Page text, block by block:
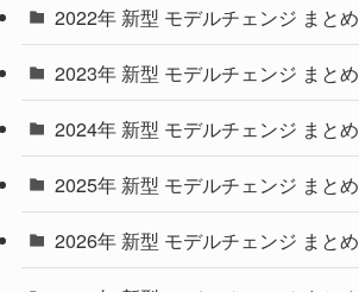
(9)
(22)
(4)
(9)
(4)
2022年 新型 モデルチェンジ まとめ
2023年 新型 モデルチェンジ まとめ
2024年 新型 モデルチェンジ まとめ
2025年 新型 モデルチェンジ まとめ
2026年 新型 モデルチェンジ まとめ